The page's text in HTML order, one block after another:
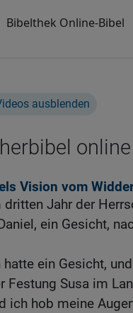
Bibelthek Online-Bibel
ausblenden
Vision vom
dritten Jahr der
ein Gesicht,
hatte ein Gesicht,
Festung Susa im
ich hob meine